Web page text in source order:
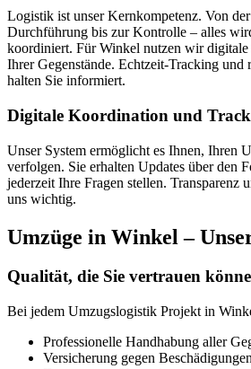
Logistik ist unser Kernkompetenz. Von
Durchführung bis zur Kontrolle – alles
koordiniert. Für Winkel nutzen wir
Ihrer Gegenstände. Echtzeit-Tracking und
halten Sie informiert.
Digitale Koordination und
Unser System ermöglicht es Ihnen, Ihren
verfolgen. Sie erhalten Updates über den
jederzeit Ihre Fragen stellen. Transparenz
uns wichtig.
Umzüge in Winkel –
Qualität, die Sie vertrauen
Bei jedem Umzugslogistik Projekt in
Professionelle Handhabung aller
Versicherung gegen Beschädigungen